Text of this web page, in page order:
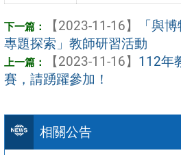
相關公告
【2023-11-16】
「與
專題探索」教師研習活動
【2023-11-16】 112年
賽，請踴躍參加！